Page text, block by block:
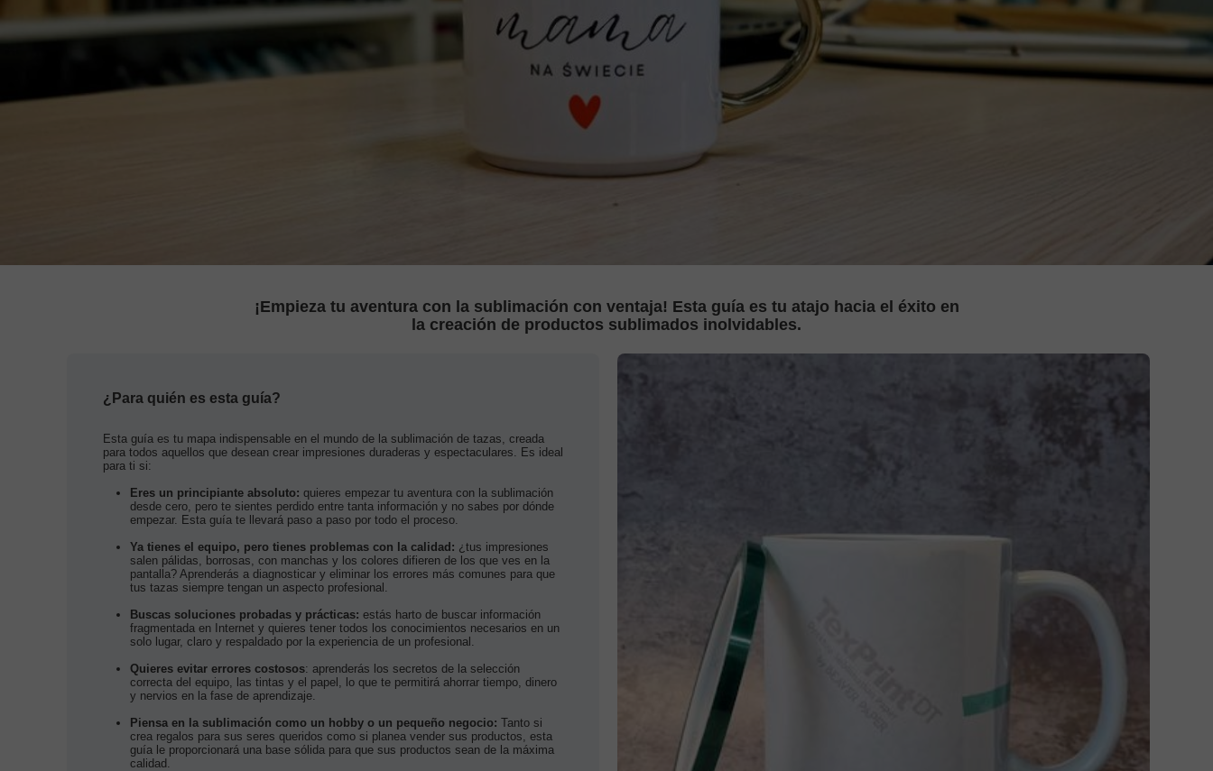
ZDJĘCIA DO WIZY USA
ZDJĘCIA DO WIZY CHINSKIEJ
ODZYSKIWANIE
USŁUGI
PLAKATY GRAFIKI
¡Empieza tu aventura con la sublimación con ventaja! Esta guía es tu atajo hacia el éxito en
la creación de productos sublimados inolvidables.
¿Para quién es esta guía?
Esta guía es tu mapa indispensable en el mundo de la sublimación de tazas, creada
para todos aquellos que desean crear impresiones duraderas y espectaculares. Es ideal
para ti si:
Eres un principiante absoluto: quieres empezar tu aventura con la sublimación
desde cero, pero te sientes perdido entre tanta información y no sabes por dónde
empezar. Esta guía te llevará paso a paso por todo el proceso.
Ya tienes el equipo, pero tienes problemas con la calidad: ¿tus impresiones
salen pálidas, borrosas, con manchas y los colores difieren de los que ves en la
pantalla? Aprenderás a diagnosticar y eliminar los errores más comunes para que
tus tazas siempre tengan un aspecto profesional.
Buscas soluciones probadas y prácticas: estás harto de buscar información
fragmentada en Internet y quieres tener todos los conocimientos necesarios en un
solo lugar, claro y respaldado por la experiencia de un profesional.
Quieres evitar errores costosos: aprenderás los secretos de la selección
correcta del equipo, las tintas y el papel, lo que te permitirá ahorrar tiempo, dinero
y nervios en la fase de aprendizaje.
Piensa en la sublimación como un hobby o un pequeño negocio: Tanto si
crea regalos para sus seres queridos como si planea vender sus productos, esta
guía le proporcionará una base sólida para que sus productos sean de la máxima
calidad.